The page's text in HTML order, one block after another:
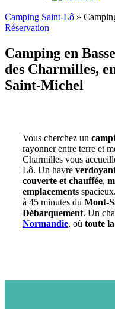
Camping Saint-Lô »
Réservation
Camping en
des Charmilles,
Saint-Michel
Vous cherchez un
rayonner entre terre et
Charmilles vous
Lô. Un havre
couverte et chauffée,
emplacements
à 45 minutes du Mont-
Débarquement. Un
Normandie, où toute